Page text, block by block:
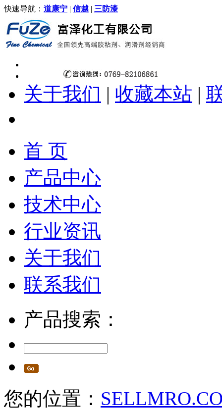
快速导航： 道康宁 | 信越 | 三防漆
关于我们 | 收藏本站 |
首 页
产品中心
技术中心
行业资讯
关于我们
联系我们
产品搜索：
您的位置：